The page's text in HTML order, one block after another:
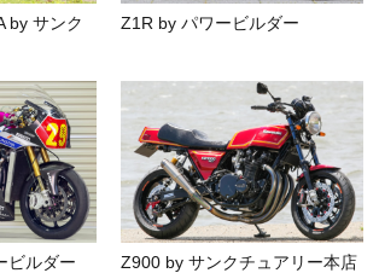
by サンク
Z1R by パワービルダー
ビルダー Z900 by サンクチュアリー本店